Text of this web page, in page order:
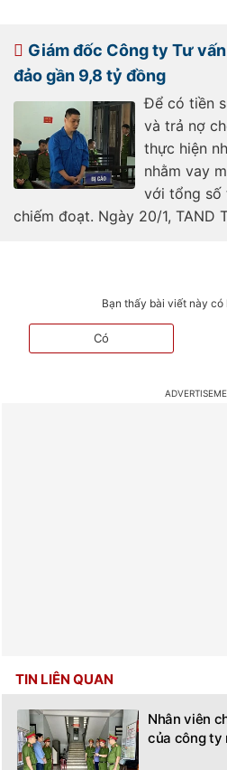
Giám đốc Công ty Tư
đảo gần 9,8 tỷ đồng
Để có tiền
và trả nợ
thực hiện
nhằm vay
với tổng số
chiếm đoạt. Ngày 20/1, TAND
Bạn thấy bài viết này có
Có
TIN LIÊN QUAN
Nhân viên
của công ty